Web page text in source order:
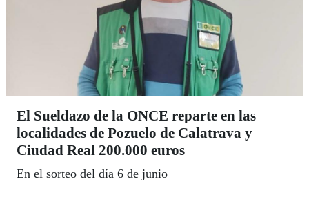
El Sueldazo de la ONCE reparte en las
localidades de Pozuelo de Calatrava y
Ciudad Real 200.000 euros
En el sorteo del día 6 de junio